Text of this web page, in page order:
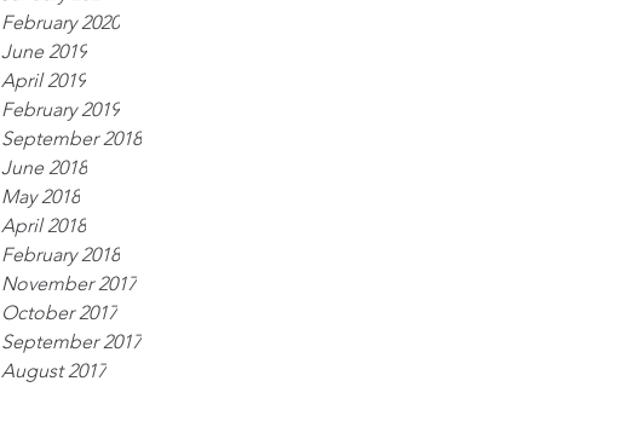
February 2020
June 2019
April 2019
February 2019
September 2018
June 2018
May 2018
April 2018
February 2018
November 2017
October 2017
September 2017
August 2017